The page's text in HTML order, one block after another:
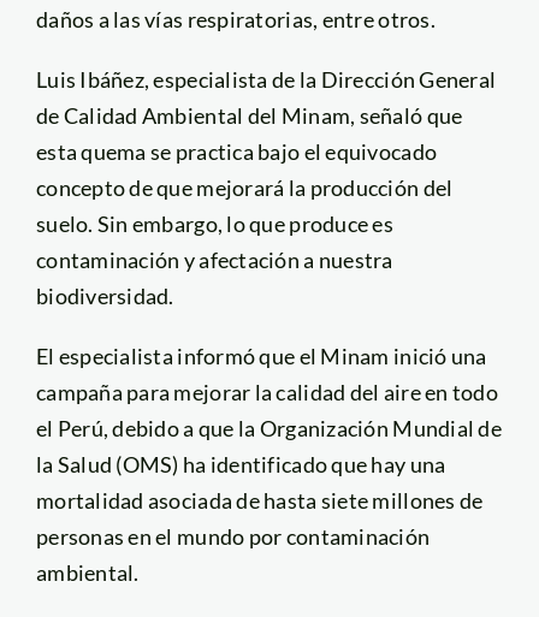
daños a las vías respiratorias, entre otros.
Luis Ibáñez, especialista de la Dirección General
de Calidad Ambiental del Minam, señaló que
esta quema se practica bajo el equivocado
concepto de que mejorará la producción del
suelo. Sin embargo, lo que produce es
contaminación y afectación a nuestra
biodiversidad.
El especialista informó que el Minam inició una
campaña para mejorar la calidad del aire en todo
el Perú, debido a que la Organización Mundial de
la Salud (OMS) ha identificado que hay una
mortalidad asociada de hasta siete millones de
personas en el mundo por contaminación
ambiental.